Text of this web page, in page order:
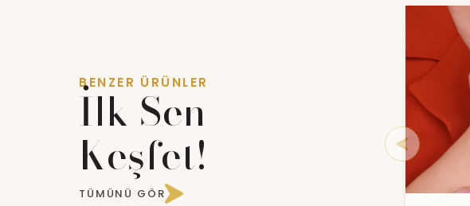
BENZER ÜRÜNLER
İlk Sen
Keşfet!
TÜMÜNÜ GÖR